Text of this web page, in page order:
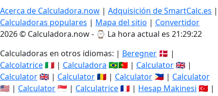
Acerca de Calculadora.now | Adquisición de SmartCalc.es |
Calculadoras populares | Mapa del sitio | Convertidor
2026 © Calculadora.now - ⌚ La hora actual es 21:29:22
Calculadoras en otros idiomas: | Beregner 🇩🇰 |
Calcolatrice🇮🇹 | Calculadora 🇧🇷🇵🇹 | Calculator🇬🇧 |
Calculator🇬🇧 | Calculator🇷🇴 | Calculator 🇵🇭 | Calculator
🇺🇸 | Calculator🇸🇬 | Calculatrice🇫🇷 | Hesap Makinesi 🇹🇷 |